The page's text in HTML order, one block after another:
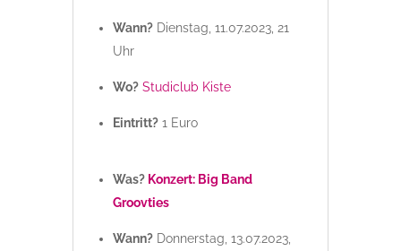
Wann?Dienstag, 11.07.2023, 21
Uhr
Wo? Studiclub Kiste
Eintritt?1 Euro
Was? Konzert: Big Band
Groovties
Wann?Donnerstag, 13.07.2023,